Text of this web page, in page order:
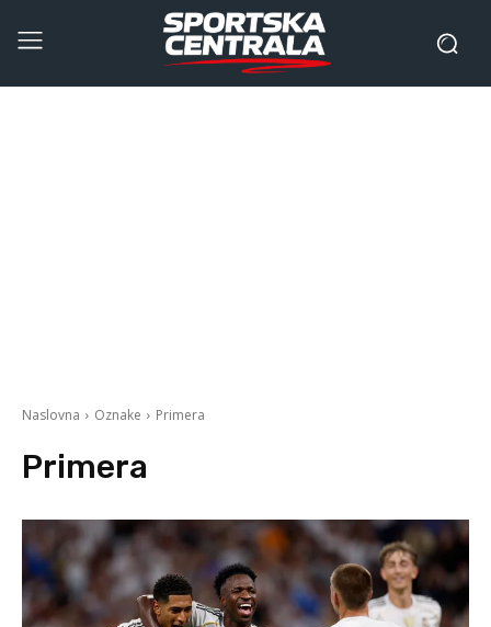
Naslovna Oznake Primera
Primera